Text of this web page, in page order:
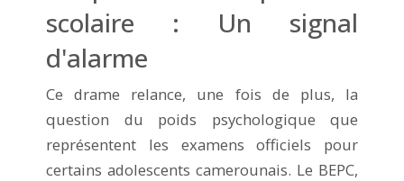
scolaire : Un signal
d'alarme
Ce drame relance, une fois de plus, la
question du poids psychologique que
représentent les examens officiels pour
certains adolescents camerounais. Le BEPC,